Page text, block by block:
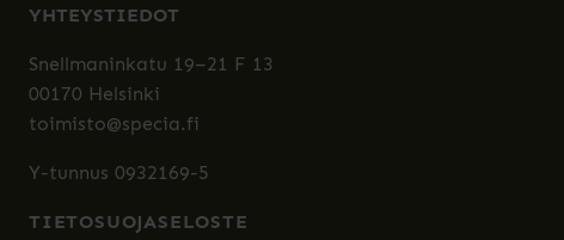
YHTEYSTIEDOT
Snellmaninkatu 19–21 F 13
00170 Helsinki
toimisto@specia.fi
Y-tunnus 0932169-5
TIETOSUOJASELOSTE